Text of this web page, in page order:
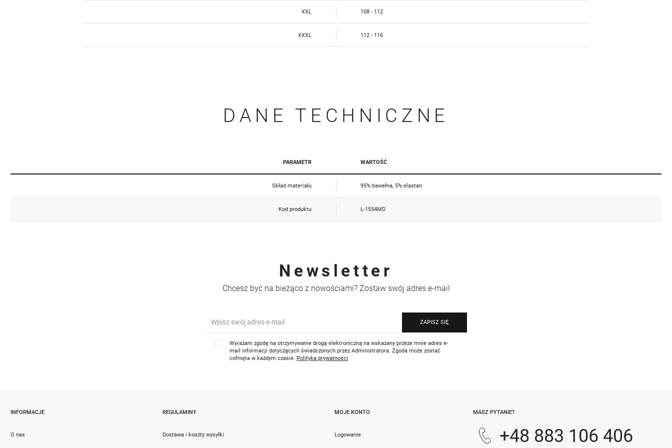
XXL 108 - 112
XXXL 112 - 116
DANE TECHNICZNE
PARAMETR WARTOŚĆ
Skład materiału 95% bawełna, 5% elastan
Kod produktu L-1554MD
Newsletter
Chcesz być na bieżąco z nowościami? Zostaw swój adres e-mail
ZAPISZ SIĘ
Wyrażam zgodę na otrzymywanie drogą elektroniczną na wskazany przeze mnie adres e-
mail informacji dotyczących świadczonych przez Administratora. Zgoda może zostać
cofnięta w każdym czasie. Polityka prywatności
INFORMACJE
O nas
REGULAMINY
Dostawa i koszty wysyłki
MOJE KONTO
Logowanie
MASZ PYTANIE?
+48 883 106 406
Dzięki reklamowym plikom cookies prezentujemy Ci najciekawsze informacje i aktualności na stronach
naszych partnerów.
Promocyjne pliki cookies służą do prezentowania Ci naszych komunikatów na podstawie analizy Twoich
mogą pojawić się na stronach podmiotów trzecich lub firm będących naszymi partnerami oraz innych